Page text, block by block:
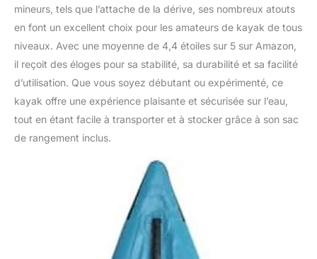
mineurs, tels que l’attache de la dérive, ses nombreux atouts
en font un excellent choix pour les amateurs de kayak de tous
niveaux. Avec une moyenne de 4,4 étoiles sur 5 sur Amazon,
il reçoit des éloges pour sa stabilité, sa durabilité et sa facilité
d’utilisation. Que vous soyez débutant ou expérimenté, ce
kayak offre une expérience plaisante et sécurisée sur l’eau,
tout en étant facile à transporter et à stocker grâce à son sac
de rangement inclus.